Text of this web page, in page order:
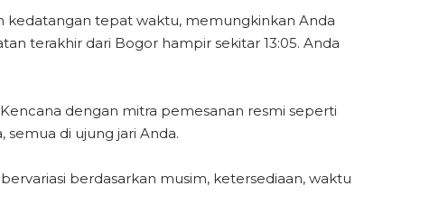
kedatangan tepat waktu, memungkinkan Anda
terakhir dari Bogor hampir sekitar 13:05. Anda
dengan mitra pemesanan resmi seperti
di ujung jari Anda.
berdasarkan musim, ketersediaan, waktu